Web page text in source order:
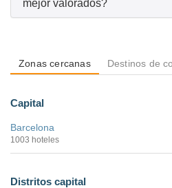
mejor valorados?
Zonas cercanas Destinos de
Capital
Barcelona
1003 hoteles
Distritos capital